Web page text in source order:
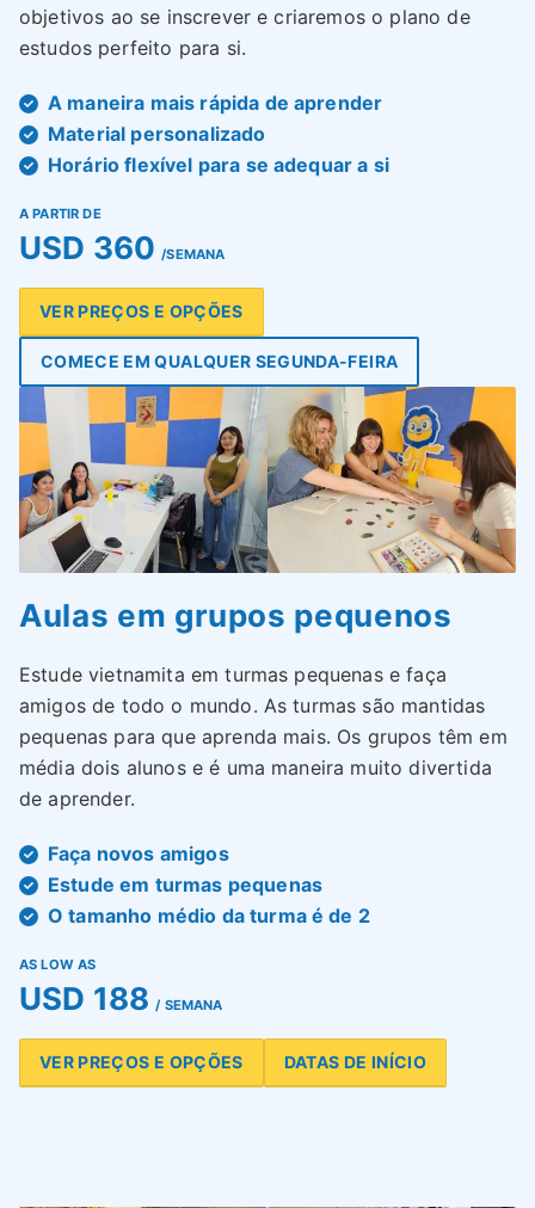
objetivos ao se inscrever e criaremos o plano de
estudos perfeito para si.
A maneira mais rápida de aprender
Material personalizado
Horário flexível para se adequar a si
A PARTIR DE
USD 360 /SEMANA
VER PREÇOS E OPÇÕES
COMECE EM QUALQUER SEGUNDA-FEIRA
Aulas em grupos pequenos
Estude vietnamita em turmas pequenas e faça
amigos de todo o mundo. As turmas são mantidas
pequenas para que aprenda mais. Os grupos têm em
média dois alunos e é uma maneira muito divertida
de aprender.
Faça novos amigos
Estude em turmas pequenas
O tamanho médio da turma é de 2
AS LOW AS
USD 188 / SEMANA
VER PREÇOS E OPÇÕES DATAS DE INÍCIO